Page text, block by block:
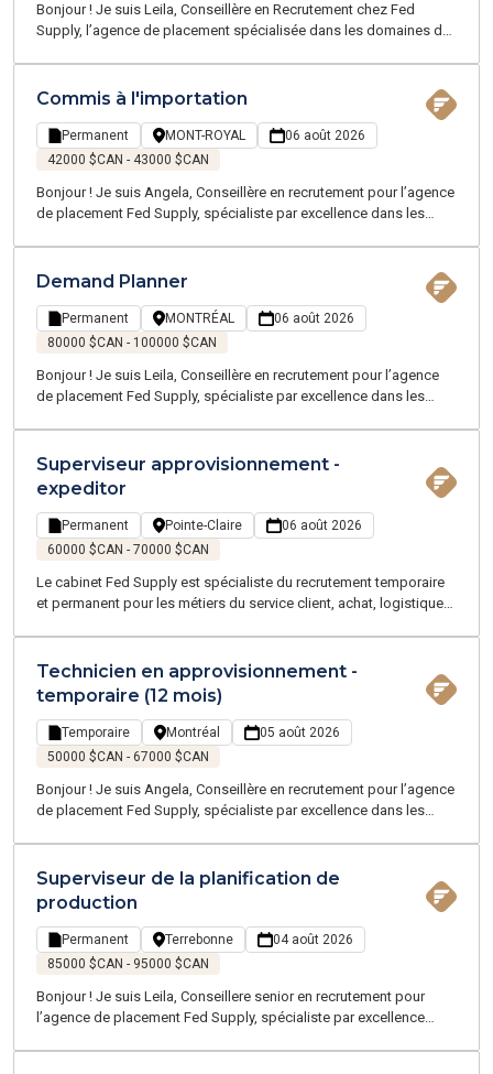
Bonjour ! Je suis Leila, Conseillère en Recrutement chez Fed
Supply, l’agence de placement spécialisée dans les domaines de
temporaires que permanentes dans la Grande Région de
passionnée et familière avec votre univers, évolue dans les
mêmes sphères que vous, pour mieux comprendre vos besoins
Commis à l'importation
Permanent MONT-ROYAL
06 août 2026
42000 $CAN - 43000 $CAN
Bonjour ! Je suis Angela, Conseillère en recrutement pour l’agence
de placement Fed Supply, spécialiste par excellence dans les
temporaires et permanents sur la Grande Région de Montréal.
Demand Planner
Permanent MONTRÉAL
06 août 2026
80000 $CAN - 100000 $CAN
Bonjour ! Je suis Leila, Conseillère en recrutement pour l’agence
de placement Fed Supply, spécialiste par excellence dans les
temporaires et permanents sur la Grande Région de Montréal.
Notre équipe, experte en Supply Chain et Logistique, parle votre
langage et évolue dans votre univers
Superviseur approvisionnement -
expeditor
Permanent Pointe-Claire
06 août 2026
60000 $CAN - 70000 $CAN
Le cabinet Fed Supply est spécialiste du recrutement temporaire
et permanent pour les métiers du service client, achat, logistique
accompagner tout au long de votre recherche d'emploi et à
chaque étape de votre carrière.
Technicien en approvisionnement -
temporaire (12 mois)
Temporaire Montréal
05 août 2026
50000 $CAN - 67000 $CAN
Bonjour ! Je suis Angela, Conseillère en recrutement pour l’agence
de placement Fed Supply, spécialiste par excellence dans les
temporaires et permanents sur la Grande Région de Montréal.
Superviseur de la planification de
production
Permanent Terrebonne
04 août 2026
85000 $CAN - 95000 $CAN
Bonjour ! Je suis Leila, Conseillere senior en recrutement pour
l’agence de placement Fed Supply, spécialiste par excellence